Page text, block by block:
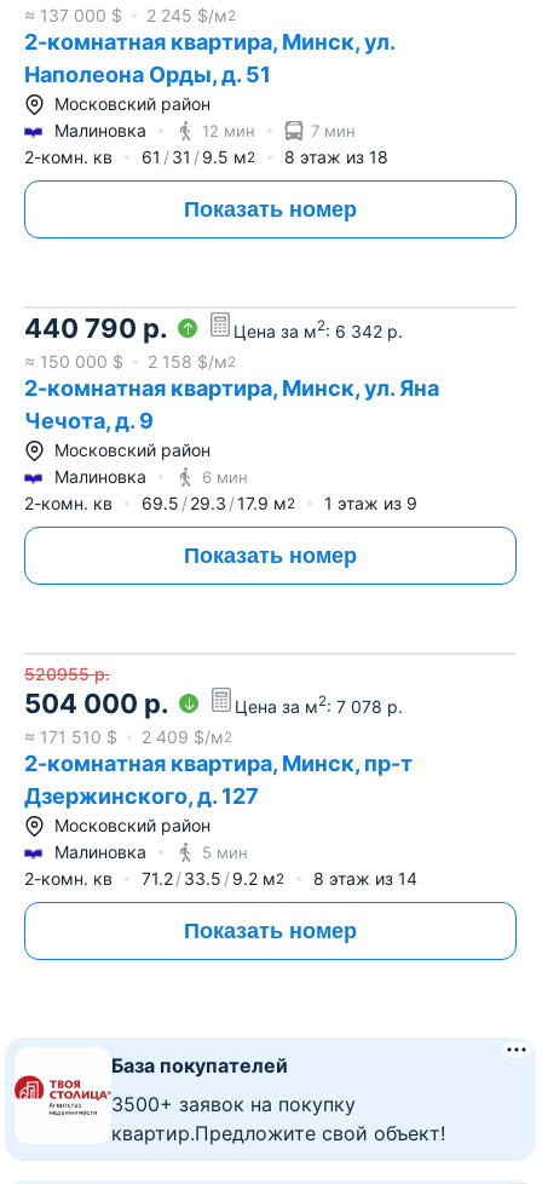
≈ 137 000 $ 2 245 $/м2
2-комнатная квартира, Минск, ул.
Наполеона Орды, д. 51
Московский район
Малиновка
12 мин 7 мин
2-комн. кв 61 31 9.5 м2 8 этаж из 18
Показать номер
440 790 р. Цена за м2: 6 342 р.
≈ 150 000 $ 2 158 $/м2
2-комнатная квартира, Минск, ул. Яна
Чечота, д. 9
Московский район
Малиновка
6 мин
2-комн. кв 69.5 29.3 17.9 м2 1 этаж из 9
Показать номер
520955 р.
504 000 р. Цена за м2: 7 078 р.
≈ 171 510 $ 2 409 $/м2
2-комнатная квартира, Минск, пр-т
Дзержинского, д. 127
Московский район
Малиновка
5 мин
2-комн. кв 71.2 33.5 9.2 м2 8 этаж из 14
Показать номер
База покупателей
3500+ заявок на покупку
квартир.Предложите свой объект!